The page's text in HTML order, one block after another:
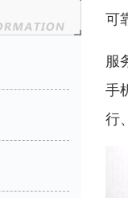
可
服
手
行